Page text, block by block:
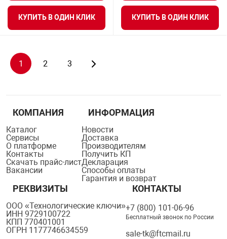
КУПИТЬ В ОДИН КЛИК КУПИТЬ В ОДИН КЛИК
1 2 3
КОМПАНИЯ
Каталог
Сервисы
О платформе
Контакты
Скачать прайс-лист
Вакансии
ИНФОРМАЦИЯ
Новости
Доставка
Производителям
Получить КП
Декларация
Способы оплаты
Гарантия и возврат
РЕКВИЗИТЫ
ООО «Технологические ключи»
ИНН 9729100722
КПП 770401001
ОГРН 1177746634559
КОНТАКТЫ
+7 (800) 101-06-96
Бесплатный звонок по России
sale-tk@ftcmail.ru